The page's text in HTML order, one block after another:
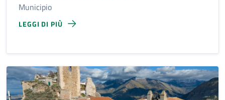
Municipio
LEGGI DI PIÙ